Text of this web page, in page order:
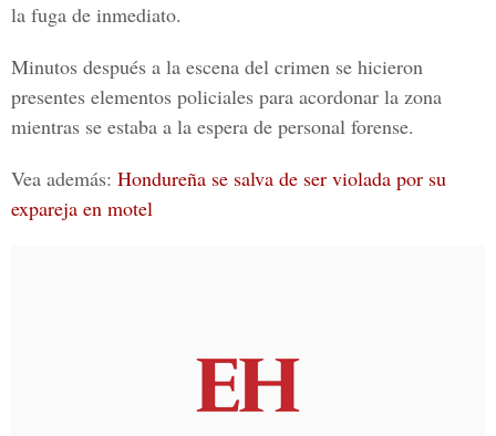
la fuga de inmediato.
Minutos después a la escena del crimen se hicieron
presentes elementos policiales para acordonar la zona
mientras se estaba a la espera de personal forense.
Vea además: Hondureña se salva de ser violada por su
expareja en motel